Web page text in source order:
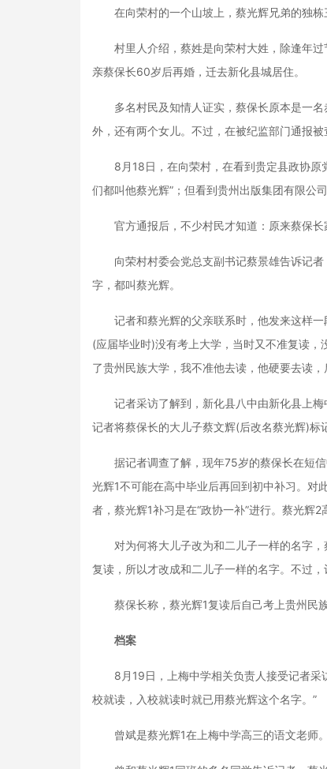
在向荣村的一个山坡上，蔡光辉兄弟的独栋
村里人介绍，蔡姓是向荣村大姓，除逢年过
亲蔡保长60岁后再婚，迁去新化县城居住。
多名村民及知情人证实，蔡保长原本是一名
外，还有两个女儿。不过，在被纪监部门通报
8月18日，在向荣村，在看到贵定县政协原
们都叫他蔡光辉”；但看到贵州出版集团有限公
官方通报后，不少村民才知道：原来蔡保长
向荣村村委会党总支副书记蔡景雄告诉记者
字，都叫蔡光辉。
记者和蔡光辉的父亲联系时，他发来这样一
(应届毕业时)没有考上大学，当时又不准复读
了贵州民族大学，我不准他去读，他硬要去读
记者采访了解到，新化县八中由新化县上梅
记者将蔡保长的大儿子蔡文辉(后改名蔡光辉)标
据记者调查了解，现年75岁的蔡保长在短信
光辉1不可能在高中毕业后再回到初中补习。对
者，蔡光辉1补习是在“政协一补”进行。蔡光辉
对为何将大儿子改为和二儿子一样的名字，
复读，所以才改成和二儿子一样的名字。不过，
蔡保长称，蔡光辉1复读后自己考上贵州民族
档案
8月19日，上梅中学相关负责人接受记者采
校就读，入校就读时就已用蔡光辉这个名字。”
曾斌是蔡光辉1在上梅中学高三的语文老师。